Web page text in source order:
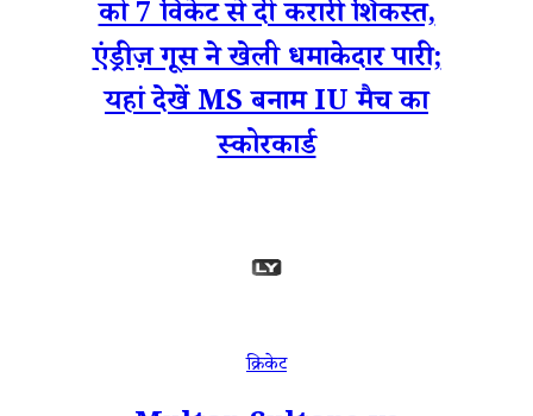
को 7 विकेट से दी करारी शिकस्त,
एंड्रीज़ गूस ने खेली धमाकेदार पारी;
यहां देखें MS बनाम IU मैच का
स्कोरकार्ड
क्रिकेट